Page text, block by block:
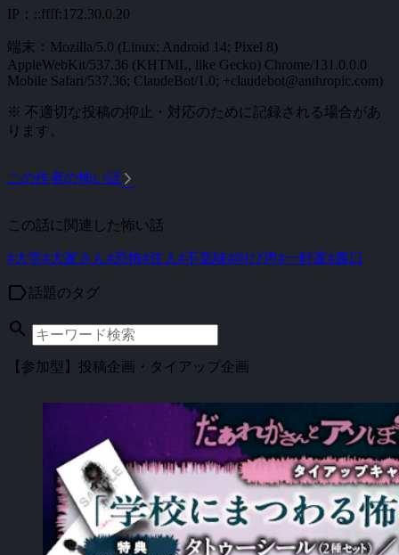
IP：::ffff:172.30.0.20
端末：Mozilla/5.0 (Linux; Android 14; Pixel 8)
AppleWebKit/537.36 (KHTML, like Gecko) Chrome/131.0.0.0
Mobile Safari/537.36; ClaudeBot/1.0; +claudebot@anthropic.com)
※ 不適切な投稿の抑止・対応のために記録される場合があ
ります。
この作者の怖い話 arrow_forward_ios
この話に関連した怖い話
#大学#大家さん#恐怖#住人 #不気味#叫び声#一軒家#裏口
label話題のタグ
search
【参加型】投稿企画・タイアップ企画